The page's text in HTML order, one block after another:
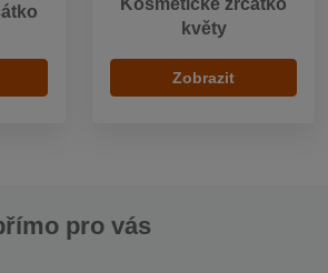
květy
Zobrazit
pro vás